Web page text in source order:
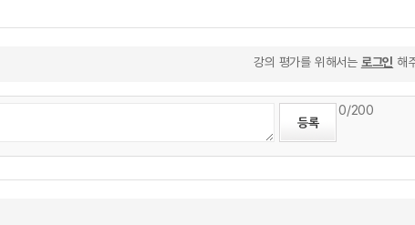
강의 평가를 위해서는 로그인 해
0/200